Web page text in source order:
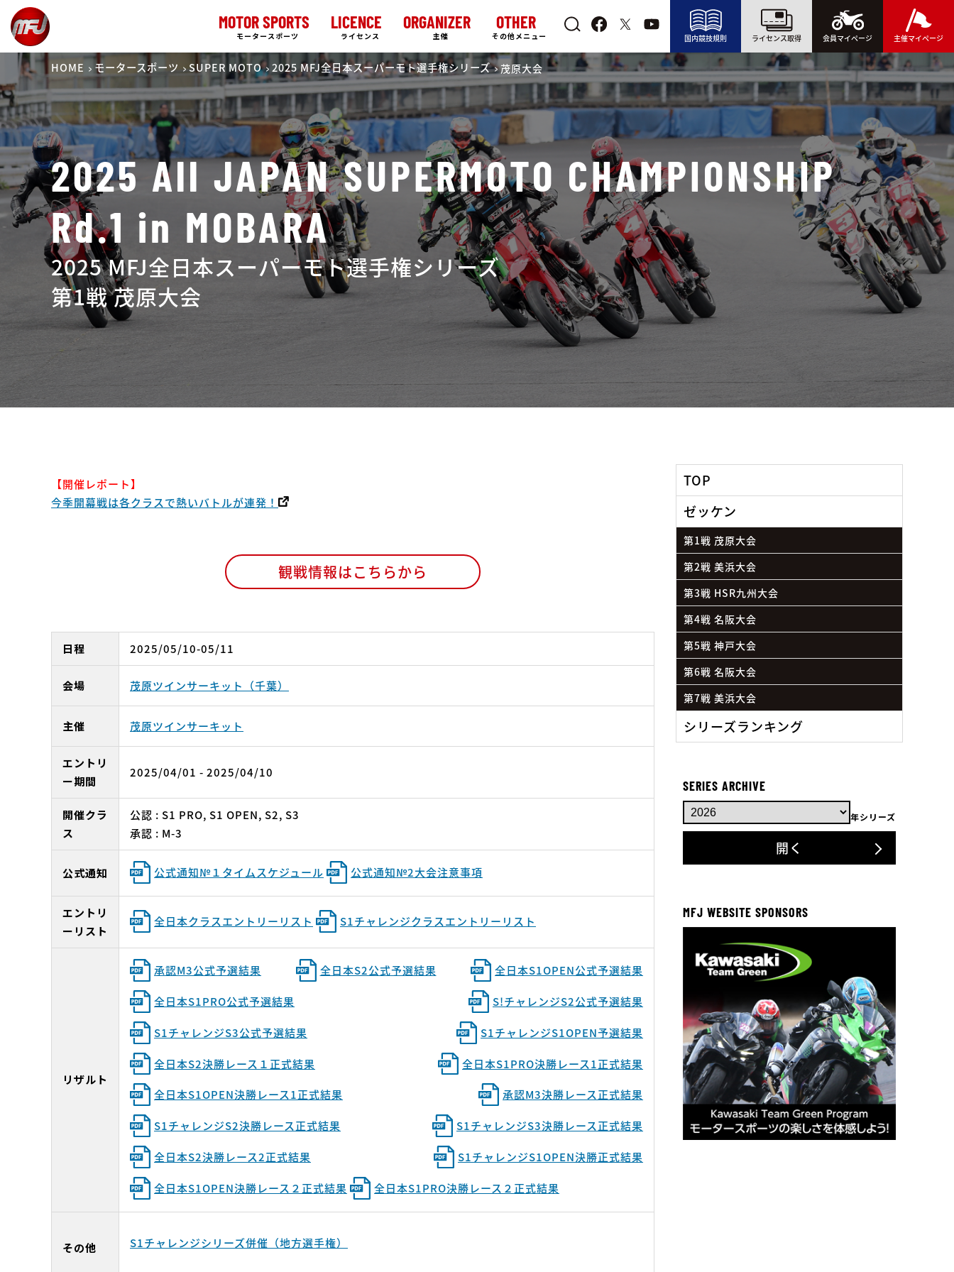
MOTOR SPORTS
モータースポーツ
LICENCE
ライセンス
ORGANIZER
主催
OTHER
その他メニュー 国内競技規則 ライセンス取得 会員マイページ 主催マイページ
HOME モータースポーツ SUPER MOTO 2025 MFJ全日本スーパーモト選手権シリーズ 茂原大会
2025 All JAPAN SUPERMOTO CHAMPIONSHIP
Rd.1 in MOBARA
2025 MFJ全日本スーパーモト選手権シリーズ
第1戦 茂原大会
【開催レポート】
今季開幕戦は各クラスで熱いバトルが連発！
観戦情報はこちらから
日程 2025/05/10-05/11
会場 茂原ツインサーキット（千葉）
主催 茂原ツインサーキット
エントリ
ー期間
2025/04/01 - 2025/04/10
開催クラ
ス
公認 : S1 PRO, S1 OPEN, S2, S3
承認 : M-3
公式通知 公式通知№１タイムスケジュール 公式通知№2大会注意事項
エントリ
ーリスト
全日本クラスエントリーリスト S1チャレンジクラスエントリーリスト
リザルト
承認M3公式予選結果 全日本S2公式予選結果 全日本S1OPEN公式予選結果
全日本S1PRO公式予選結果 S!チャレンジS2公式予選結果
S1チャレンジS3公式予選結果 S1チャレンジS1OPEN予選結果
全日本S2決勝レース１正式結果 全日本S1PRO決勝レース1正式結果
全日本S1OPEN決勝レース1正式結果 承認M3決勝レース正式結果
S1チャレンジS2決勝レース正式結果 S1チャレンジS3決勝レース正式結果
全日本S2決勝レース2正式結果 S1チャレンジS1OPEN決勝正式結果
全日本S1OPEN決勝レース２正式結果 全日本S1PRO決勝レース２正式結果
その他 S1チャレンジシリーズ併催（地方選手権）
TOP
ゼッケン
第1戦 茂原大会
第2戦 美浜大会
第3戦 HSR九州大会
第4戦 名阪大会
第5戦 神戸大会
第6戦 名阪大会
第7戦 美浜大会
シリーズランキング
SERIES ARCHIVE
年シリーズ
開く
MFJ WEBSITE SPONSORS